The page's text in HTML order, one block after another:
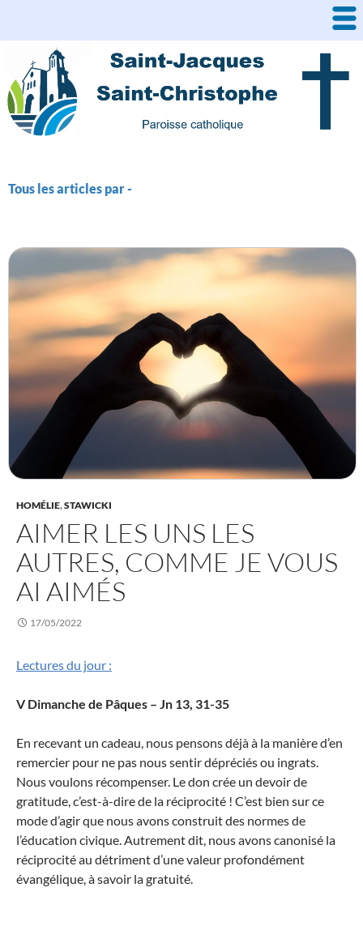
contenu
Tous les articles par -
HOMÉLIE,STAWICKI
AIMER LES UNS LES
AUTRES, COMME JE VOUS
AI AIMÉS
17/05/2022
Lectures du jour :
V Dimanche de Pâques – Jn 13, 31-35
En recevant un cadeau, nous pensons déjà à la manière d’en
remercier pour ne pas nous sentir dépréciés ou ingrats.
Nous voulons récompenser. Le don crée un devoir de
gratitude, c’est-à-dire de la réciprocité ! C’est bien sur ce
mode d’agir que nous avons construit des normes de
l’éducation civique. Autrement dit, nous avons canonisé la
réciprocité au détriment d’une valeur profondément
évangélique, à savoir la gratuité.